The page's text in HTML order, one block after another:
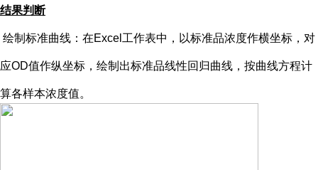
结果判断
绘制标准曲线：在Excel工作表中，以标准品浓度作横坐标，对
应OD值作纵坐标，绘制出标准品线性回归曲线，按曲线方程计
算各样本浓度值。